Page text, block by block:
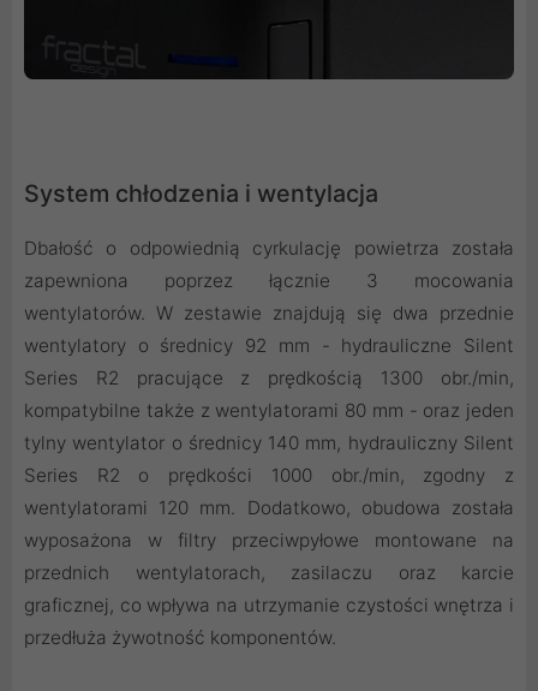
System chłodzenia i wentylacja
Dbałość o odpowiednią cyrkulację powietrza została
zapewniona poprzez łącznie 3 mocowania
wentylatorów. W zestawie znajdują się dwa przednie
wentylatory o średnicy 92 mm - hydrauliczne Silent
Series R2 pracujące z prędkością 1300 obr./min,
kompatybilne także z wentylatorami 80 mm - oraz jeden
tylny wentylator o średnicy 140 mm, hydrauliczny Silent
Series R2 o prędkości 1000 obr./min, zgodny z
wentylatorami 120 mm. Dodatkowo, obudowa została
wyposażona w filtry przeciwpyłowe montowane na
przednich wentylatorach, zasilaczu oraz karcie
graficznej, co wpływa na utrzymanie czystości wnętrza i
przedłuża żywotność komponentów.